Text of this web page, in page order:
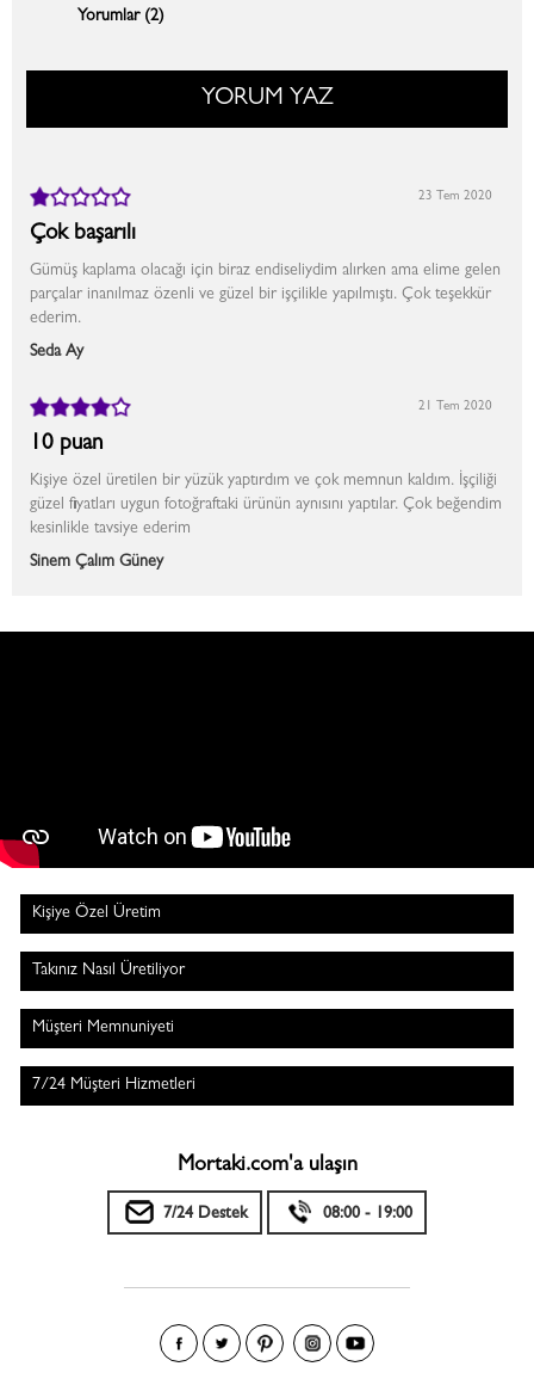
Yorumlar (2)
YORUM YAZ
Çok başarılı
Gümüş kaplama olacağı için biraz endiseliydim alırken ama elime gelen
parçalar inanılmaz özenli ve güzel bir işçilikle yapılmıştı. Çok teşekkür
ederim.
Seda Ay
23 Tem 2020
10 puan
Kişiye özel üretilen bir yüzük yaptırdım ve çok memnun kaldım. İşçiliği
güzel fiyatları uygun fotoğraftaki ürünün aynısını yaptılar. Çok beğendim
kesinlikle tavsiye ederim
Sinem Çalım Güney
21 Tem 2020
Kişiye Özel Üretim
Takınız Nasıl Üretiliyor
Müşteri Memnuniyeti
7/24 Müşteri Hizmetleri
Mortaki.com'a ulaşın
7/24 Destek 08:00 - 19:00